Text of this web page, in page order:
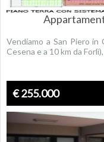
Vendiamo a San Piero in
Cesena e a 10 km da
€ 255.000